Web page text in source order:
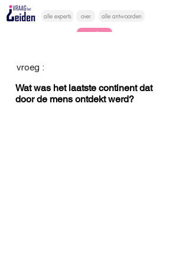
alle experts over alle antwoorden
vragen lessen
vroeg :
Wat was het laatste continent dat
door de mens ontdekt werd?